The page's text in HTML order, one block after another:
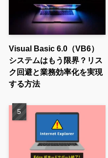
Visual Basic 6.0（VB6）
システムはもう限界？リス
ク回避と業務効率化を実現
する方法